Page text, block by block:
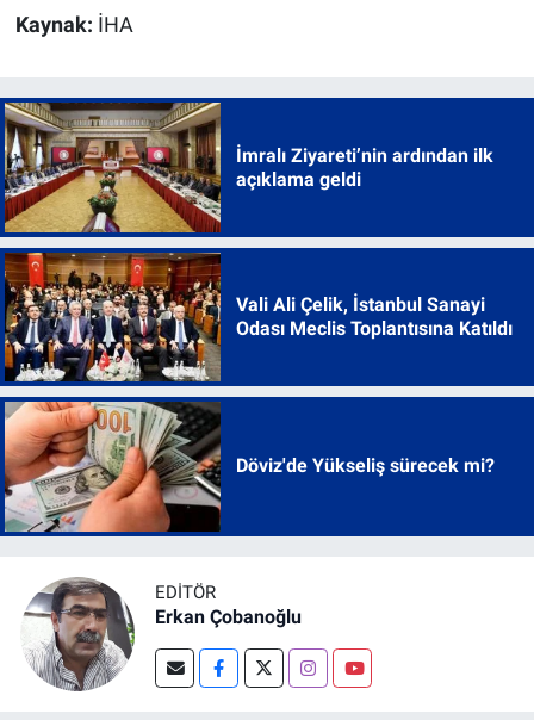
Kaynak: İHA
İmralı Ziyareti’nin ardından ilk
açıklama geldi
Vali Ali Çelik, İstanbul Sanayi
Odası Meclis Toplantısına Katıldı
Döviz'de Yükseliş sürecek mi?
EDITÖR
Erkan Çobanoğlu